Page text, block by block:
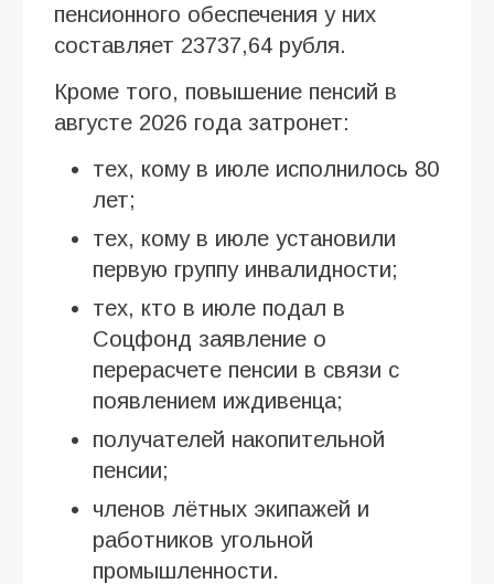
пенсионного обеспечения у них
составляет 23737,64 рубля.
Кроме того, повышение пенсий в
августе 2026 года затронет:
тех, кому в июле исполнилось 80
лет;
тех, кому в июле установили
первую группу инвалидности;
тех, кто в июле подал в
Соцфонд заявление о
перерасчете пенсии в связи с
появлением иждивенца;
получателей накопительной
пенсии;
членов лётных экипажей и
работников угольной
промышленности.